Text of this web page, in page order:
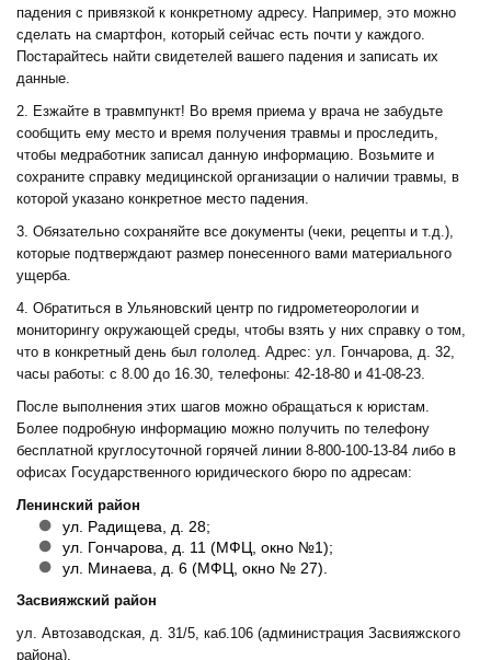
падения с привязкой к конкретному адресу. Например, это можно
сделать на смартфон, который сейчас есть почти у каждого.
Постарайтесь найти свидетелей вашего падения и записать их
данные.
2. Езжайте в травмпункт! Во время приема у врача не забудьте
сообщить ему место и время получения травмы и проследить,
чтобы медработник записал данную информацию. Возьмите и
сохраните справку медицинской организации о наличии травмы, в
которой указано конкретное место падения.
3. Обязательно сохраняйте все документы (чеки, рецепты и т.д.),
которые подтверждают размер понесенного вами материального
ущерба.
4. Обратиться в Ульяновский центр по гидрометеорологии и
мониторингу окружающей среды, чтобы взять у них справку о том,
что в конкретный день был гололед. Адрес: ул. Гончарова, д. 32,
часы работы: с 8.00 до 16.30, телефоны: 42-18-80 и 41-08-23.
После выполнения этих шагов можно обращаться к юристам.
Более подробную информацию можно получить по телефону
бесплатной круглосуточной горячей линии 8-800-100-13-84 либо в
офисах Государственного юридического бюро по адресам:
Ленинский район
ул. Радищева, д. 28;
ул. Гончарова, д. 11 (МФЦ, окно №1);
ул. Минаева, д. 6 (МФЦ, окно № 27).
Засвияжский район
ул. Автозаводская, д. 31/5, каб.106 (администрация Засвияжского
района).